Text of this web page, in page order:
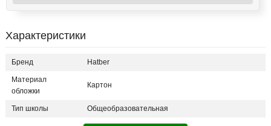
Характеристики
Бренд Hatber
Материал
обложки
Картон
Тип школы Общеобразовательная